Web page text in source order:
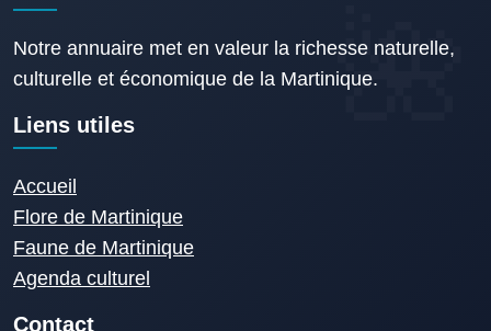
Notre annuaire met en valeur la richesse naturelle,
culturelle et économique de la Martinique.
Liens utiles
Accueil
Flore de Martinique
Faune de Martinique
Agenda culturel
Contact